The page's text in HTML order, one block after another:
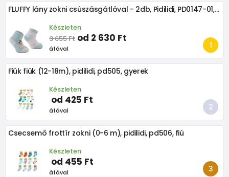
FLUFFY lány zokni csúszásgátlóval - 2db, Pidilidi, PD0147-01, lány, lány
Készleten
3 655 Ft od 2 630 Ft
áfával
Fiúk fiúk (12-18m), pidilidi, pd505, gyerek
Készleten
od 425 Ft
áfával
Csecsemő frottír zokni (0-6 m), pidilidi, pd506, fiú
Készleten
od 455 Ft
áfával